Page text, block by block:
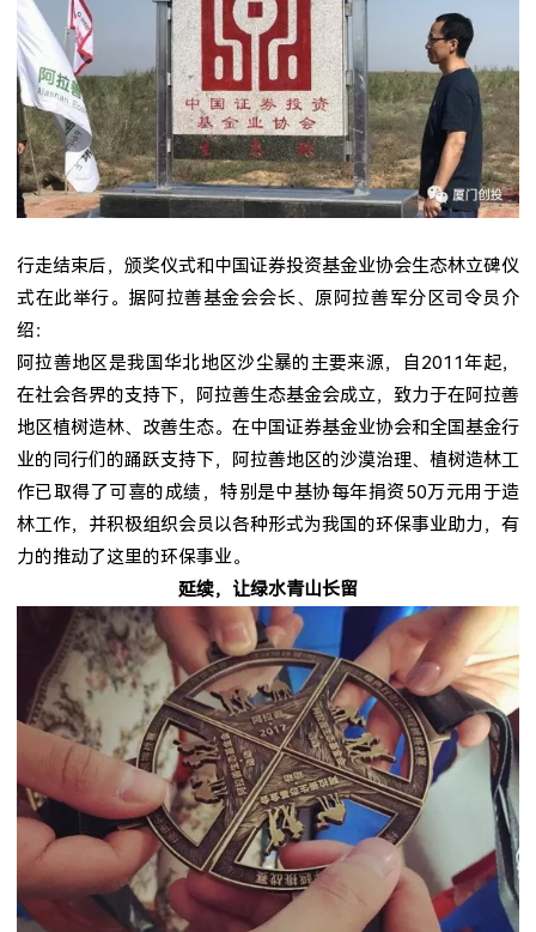
行走结束后，颁奖仪式和中国证券投资基金业协会生态林立碑仪
式在此举行。据阿拉善基金会会长、原阿拉善军分区司令员介
绍：
阿拉善地区是我国华北地区沙尘暴的主要来源，自2011年起，
在社会各界的支持下，阿拉善生态基金会成立，致力于在阿拉善
地区植树造林、改善生态。在中国证券基金业协会和全国基金行
业的同行们的踊跃支持下，阿拉善地区的沙漠治理、植树造林工
作已取得了可喜的成绩，特别是中基协每年捐资50万元用于造
林工作，并积极组织会员以各种形式为我国的环保事业助力，有
力的推动了这里的环保事业。
延续，让绿水青山长留